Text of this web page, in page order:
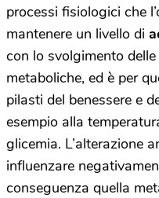
processi fisiologici che
mantenere un livello di
con lo svolgimento
metaboliche, ed è per
pilasti del benessere e
esempio alla
glicemia. L’alterazione
influenzare
conseguenza quella